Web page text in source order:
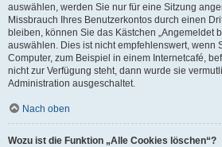
auswählen, werden Sie nur für eine Sitzung
Missbrauch Ihres Benutzerkontos durch einen
bleiben, können Sie das Kästchen „Angemeldet
auswählen. Dies ist nicht empfehlenswert, wenn
Computer, zum Beispiel in einem Internetcafé,
nicht zur Verfügung steht, dann wurde sie
Administration ausgeschaltet.
Nach oben
Wozu ist die Funktion „Alle Cookies löschen“?